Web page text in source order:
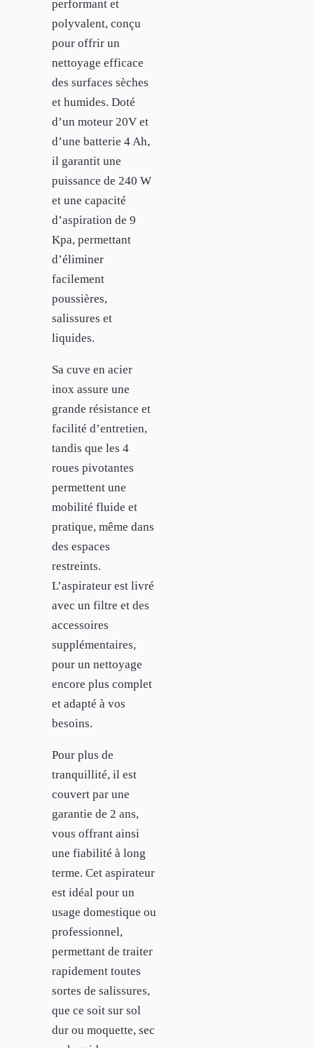
performant et
polyvalent, conçu
pour offrir un
nettoyage efficace
des surfaces sèches
et humides. Doté
d’un moteur 20V et
d’une batterie 4 Ah,
il garantit une
puissance de 240 W
et une capacité
d’aspiration de 9
Kpa, permettant
d’éliminer
facilement
poussières,
salissures et
liquides.
Sa cuve en acier
inox assure une
grande résistance et
facilité d’entretien,
tandis que les 4
roues pivotantes
permettent une
mobilité fluide et
pratique, même dans
des espaces
restreints.
L’aspirateur est livré
avec un filtre et des
accessoires
supplémentaires,
pour un nettoyage
encore plus complet
et adapté à vos
besoins.
Pour plus de
tranquillité, il est
couvert par une
garantie de 2 ans,
vous offrant ainsi
une fiabilité à long
terme. Cet aspirateur
est idéal pour un
usage domestique ou
professionnel,
permettant de traiter
rapidement toutes
sortes de salissures,
que ce soit sur sol
dur ou moquette, sec